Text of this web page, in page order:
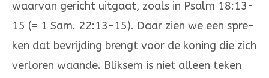
waarvan gericht uitgaat, zoals in Psalm 18:13­
15 (= 1 Sam. 22:13-15). Daar zien we een spre­
ken dat bevrijding brengt voor de koning die zich
verloren waande. Bliksem is niet alleen teken